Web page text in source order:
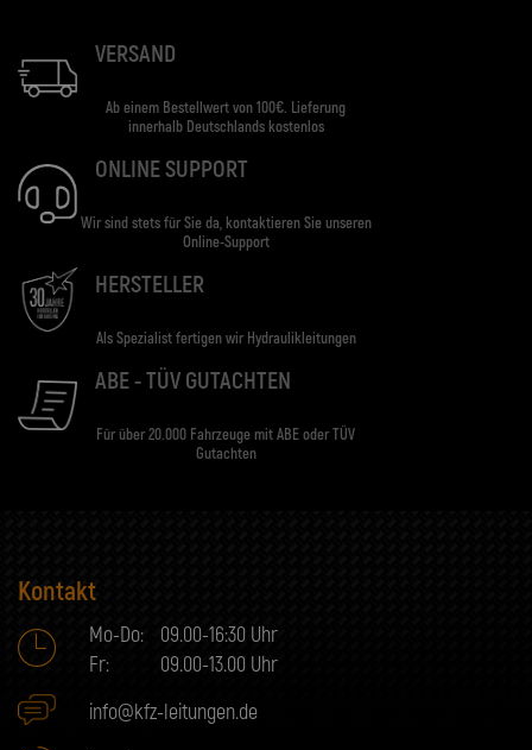
VERSAND
Ab einem Bestellwert von 100€. Lieferung
innerhalb Deutschlands kostenlos
ONLINE SUPPORT
Wir sind stets für Sie da, kontaktieren Sie unseren
Online-Support
HERSTELLER
Als Spezialist fertigen wir Hydraulikleitungen
ABE - TÜV GUTACHTEN
Für über 20.000 Fahrzeuge mit ABE oder TÜV
Gutachten
Kontakt
Mo-Do:
09.00-16:30 Uhr
Fr:
09.00-13.00 Uhr
info@kfz-leitungen.de